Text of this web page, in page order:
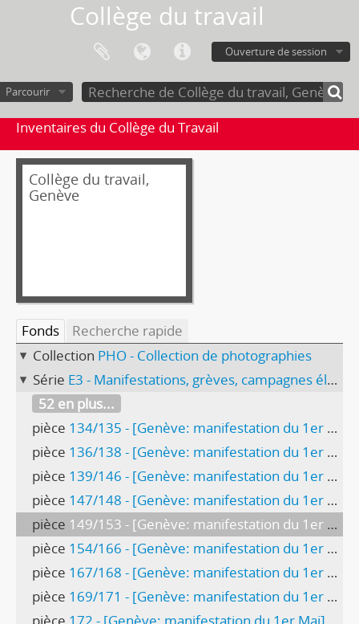
Collège du travail
Ouverture de session
Parcourir
Inventaires du Collège du Travail
Collège du travail,
Genève
Fonds
Recherche rapide
Collection PHO - Collection de photographies
Série E3 - Manifestations, grèves, campagnes électorales
52 en plus...
pièce 134/135 - [Genève: manifestation du 1er Mai 1965, discours de L. Tronchet]
pièce 136/138 - [Genève: manifestation du 1er Mai 1965, réunion des Espagnols]
pièce 139/146 - [Genève: manifestation du 1er Mai 1967]
pièce 147/148 - [Genève: manifestation du 1er Mai 1967, char des ramoneurs]
pièce 149/153 - [Genève: manifestation du 1er Mai 1968]
pièce 154/166 - [Genève: manifestation du 1er Mai 1969, Italiens et Espagnols]
pièce 167/168 - [Genève: manifestation du 1er Mai 1966, camionnette FOBB]
pièce 169/171 - [Genève: manifestation du 1er Mai]